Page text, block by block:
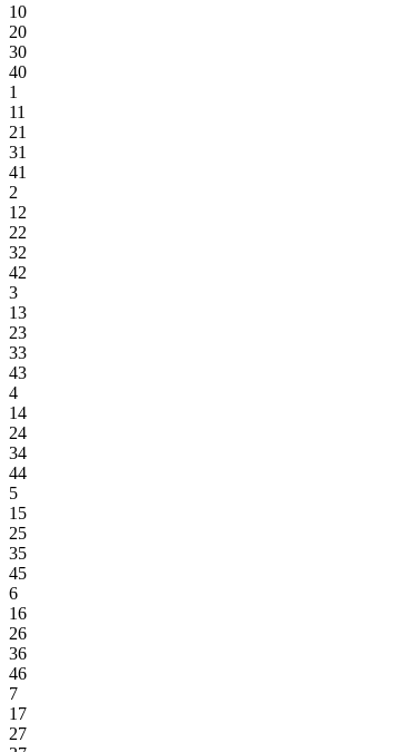
10
20
30
40
1
11
21
31
41
2
12
22
32
42
3
13
23
33
43
4
14
24
34
44
5
15
25
35
45
6
16
26
36
46
7
17
27